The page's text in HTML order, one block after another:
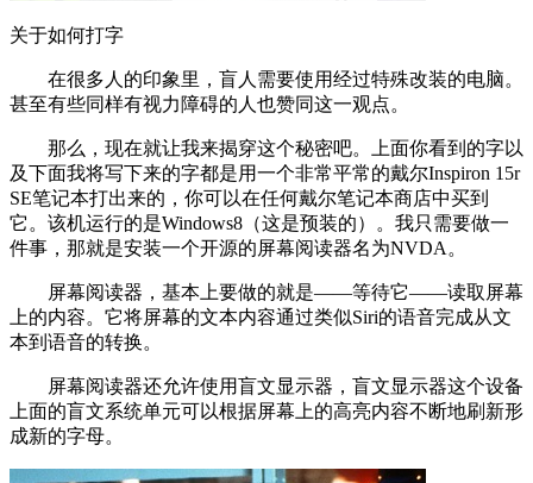
关于如何打字
在很多人的印象里，盲人需要使用经过特殊改装的电脑。
甚至有些同样有视力障碍的人也赞同这一观点。
那么，现在就让我来揭穿这个秘密吧。上面你看到的字以
及下面我将写下来的字都是用一个非常平常的戴尔Inspiron 15r
SE笔记本打出来的，你可以在任何戴尔笔记本商店中买到
它。该机运行的是Windows8（这是预装的）。我只需要做一
件事，那就是安装一个开源的屏幕阅读器名为NVDA。
屏幕阅读器，基本上要做的就是——等待它——读取屏幕
上的内容。它将屏幕的文本内容通过类似Siri的语音完成从文
本到语音的转换。
屏幕阅读器还允许使用盲文显示器，盲文显示器这个设备
上面的盲文系统单元可以根据屏幕上的高亮内容不断地刷新形
成新的字母。